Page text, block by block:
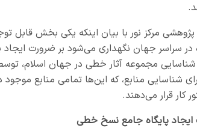
مرکز نور با بیان اینکه یکی بخش
در سراسر جهان نگهداری می‌شود بر ضرورت
مجموعه آثار خطی در جهان اسلام،
شناسایی منابع، که این‌ها تمامی منابع
کار قرار می‌دهند.
پایگاه جامع نسخ خطی